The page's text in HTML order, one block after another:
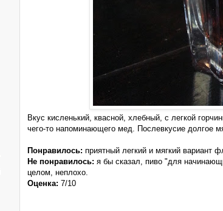
Вкус кисленький, квасной, хлебный, с легкой
чего-то напоминающего мед. Послевкусие долгое
Понравилось: приятный легкий и мягкий вариант
Не понравилось: я бы сказал, пиво "для
целом, неплохо.
Оценка: 7/10